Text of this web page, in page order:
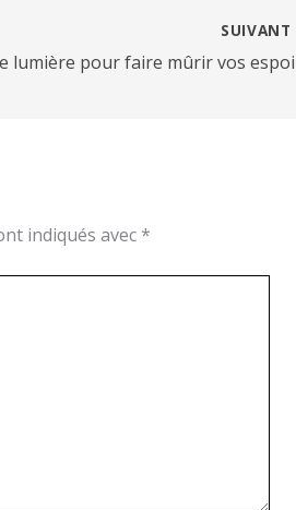
SUIVANT
lumière pour faire mûrir vos
indiqués avec *